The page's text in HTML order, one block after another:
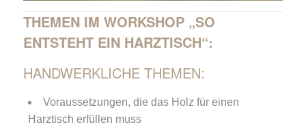
THEMEN IM WORKSHOP „SO
ENTSTEHT EIN HARZTISCH“:
HANDWERKLICHE THEMEN:
Voraussetzungen, die das Holz für einen
Harztisch erfüllen muss